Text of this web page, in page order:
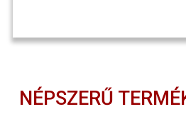
NÉPSZERŰ